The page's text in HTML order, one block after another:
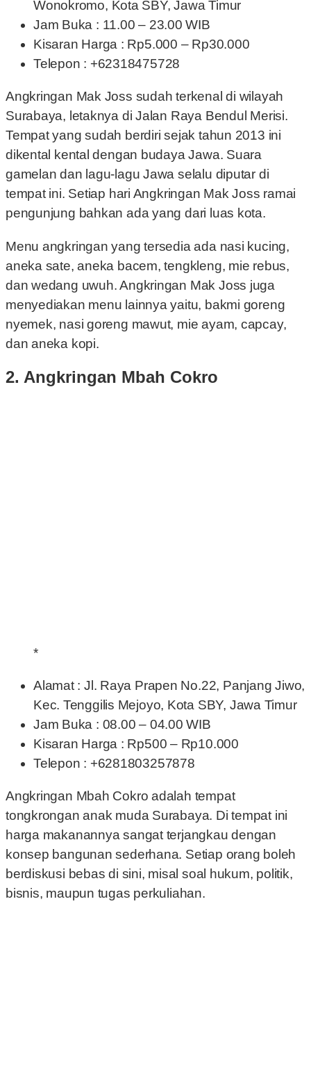
Wonokromo, Kota SBY, Jawa Timur
Jam Buka : 11.00 – 23.00 WIB
Kisaran Harga : Rp5.000 – Rp30.000
Telepon : +62318475728
Angkringan Mak Joss sudah terkenal di wilayah
Surabaya, letaknya di Jalan Raya Bendul Merisi.
Tempat yang sudah berdiri sejak tahun 2013 ini
dikental kental dengan budaya Jawa. Suara
gamelan dan lagu-lagu Jawa selalu diputar di
tempat ini. Setiap hari Angkringan Mak Joss ramai
pengunjung bahkan ada yang dari luas kota.
Menu angkringan yang tersedia ada nasi kucing,
aneka sate, aneka bacem, tengkleng, mie rebus,
dan wedang uwuh. Angkringan Mak Joss juga
menyediakan menu lainnya yaitu, bakmi goreng
nyemek, nasi goreng mawut, mie ayam, capcay,
dan aneka kopi.
2. Angkringan Mbah Cokro
*
Alamat : Jl. Raya Prapen No.22, Panjang Jiwo,
Kec. Tenggilis Mejoyo, Kota SBY, Jawa Timur
Jam Buka : 08.00 – 04.00 WIB
Kisaran Harga : Rp500 – Rp10.000
Telepon : +6281803257878
Angkringan Mbah Cokro adalah tempat
tongkrongan anak muda Surabaya. Di tempat ini
harga makanannya sangat terjangkau dengan
konsep bangunan sederhana. Setiap orang boleh
berdiskusi bebas di sini, misal soal hukum, politik,
bisnis, maupun tugas perkuliahan.